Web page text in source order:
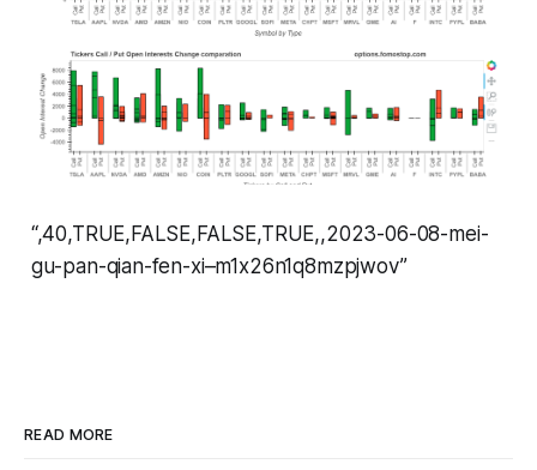
“,40,TRUE,FALSE,FALSE,TRUE,,2023-06-08-mei-
gu-pan-qian-fen-xi–m1x26n1q8mzpjwov”
READ MORE